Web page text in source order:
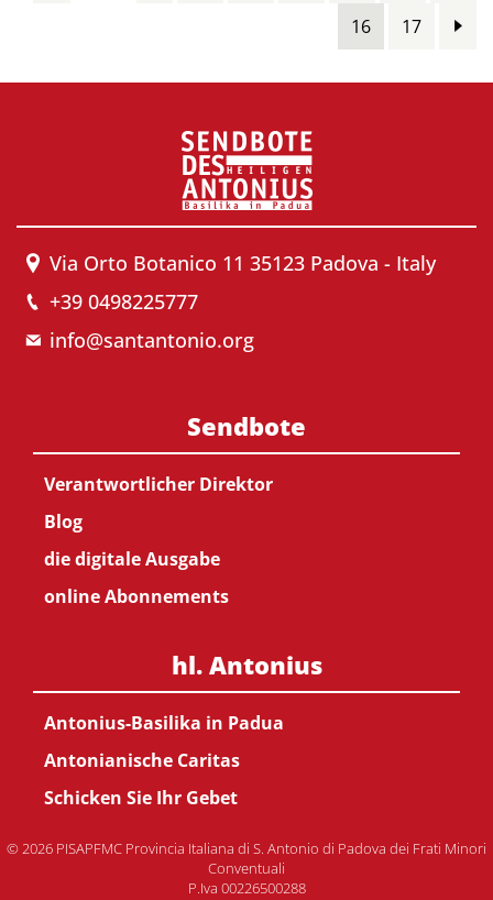
16
17
Via Orto Botanico 11 35123 Padova - Italy
+39 0498225777
info@santantonio.org
Sendbote
Verantwortlicher Direktor
Blog
die digitale Ausgabe
online Abonnements
hl. Antonius
Antonius-Basilika in Padua
Antonianische Caritas
Schicken Sie Ihr Gebet
© 2026 PISAPFMC Provincia Italiana di S. Antonio di Padova dei Frati Minori
Conventuali
P.Iva 00226500288